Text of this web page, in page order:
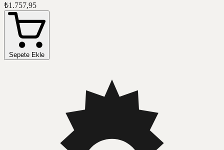
₺1.757,95
Sepete Ekle